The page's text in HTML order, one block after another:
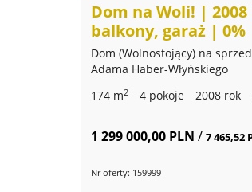
Dom na Woli! |
balkony, garaż | 0%
Dom (Wolnostojący) na
Adama Haber-Włyńskiego
174 m2 4 pokoje 2008 rok
1 299 000,00 PLN / 7 465,52
Nr oferty: 159999